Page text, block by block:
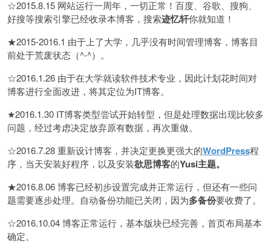
☆2015.8.15 网站运行一周年，一切正常！百度、谷歌、搜狗、
好搜等搜索引擎已经收录本博客，搜索迹忆轩你就知道！
★2015-2016.1 由于上了大学，几乎没有时间管理博客，博客目
前处于荒废状态（^-^）。
☆2016.1.26 由于在大学就读软件技术专业，因此计划花时间对
博客进行全面改进，将其定位为IT博客。
★2016.1.30 IT博客类型尝试开始转型，但是处理数据出现比较多
问题，经过考虑决定放弃原有数据，再次重做。
☆2016.7.28 重新设计博客，并决定更换更强大的WordPress程
序，当天安装好程序，以及安装欲思博客的Yusi主题。
★2016.8.06 博客已经初步设置完成并正常运行，但还有一些问
题需要逐步处理。自动备份功能已关闭，因为多备份要收费了。
☆2016.10.04 博客正常运行，基本版块已经完善，首页布局基本
确定。